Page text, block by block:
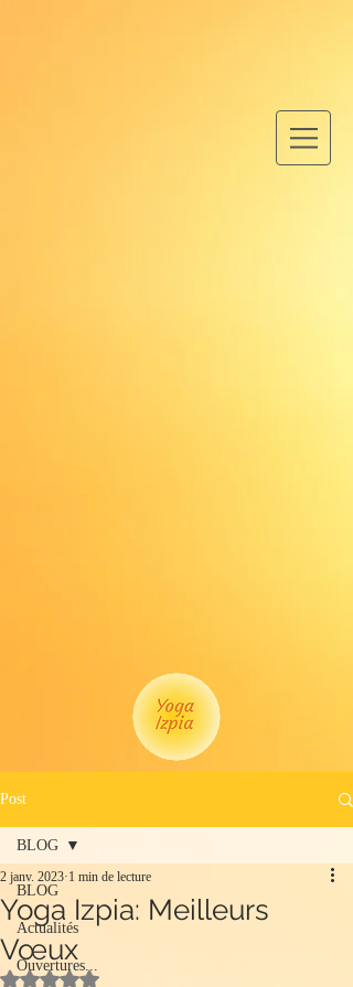
Post
BLOG
Actualités
Ouvertures...
BLOG
Yoga Izpia: Meilleurs
Vœux
2 janv. 2023 1 min de lecture
Noté NaN étoiles sur 5.